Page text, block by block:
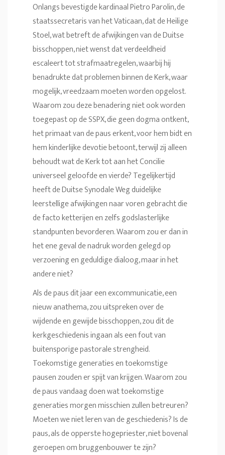
Onlangs bevestigde kardinaal Pietro Parolin, de
staatssecretaris van het Vaticaan, dat de Heilige
Stoel, wat betreft de afwijkingen van de Duitse
bisschoppen, niet wenst dat verdeeldheid
escaleert tot strafmaatregelen, waarbij hij
benadrukte dat problemen binnen de Kerk, waar
mogelijk, vreedzaam moeten worden opgelost.
Waarom zou deze benadering niet ook worden
toegepast op de SSPX, die geen dogma ontkent,
het primaat van de paus erkent, voor hem bidt en
hem kinderlijke devotie betoont, terwijl zij alleen
behoudt wat de Kerk tot aan het Concilie
universeel geloofde en vierde? Tegelijkertijd
heeft de Duitse Synodale Weg duidelijke
leerstellige afwijkingen naar voren gebracht die
de facto ketterijen en zelfs godslasterlijke
standpunten bevorderen. Waarom zou er dan in
het ene geval de nadruk worden gelegd op
verzoening en geduldige dialoog, maar in het
andere niet?
Als de paus dit jaar een excommunicatie, een
nieuw anathema, zou uitspreken over de
wijdende en gewijde bisschoppen, zou dit de
kerkgeschiedenis ingaan als een fout van
buitensporige pastorale strengheid.
Toekomstige generaties en toekomstige
pausen zouden er spijt van krijgen. Waarom zou
de paus vandaag doen wat toekomstige
generaties morgen misschien zullen betreuren?
Moeten we niet leren van de geschiedenis? Is de
paus, als de opperste hogepriester, niet bovenal
geroepen om bruggenbouwer te zijn?